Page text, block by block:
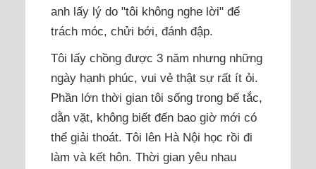
anh lấy lý do "tôi không nghe lời" để
trách móc, chửi bới, đánh đập.
Tôi lấy chồng được 3 năm nhưng những
ngày hạnh phúc, vui vẻ thật sự rất ít ỏi.
Phần lớn thời gian tôi sống trong bế tắc,
dằn vặt, không biết đến bao giờ mới có
thể giải thoát. Tôi lên Hà Nội học rồi đi
làm và kết hôn. Thời gian yêu nhau